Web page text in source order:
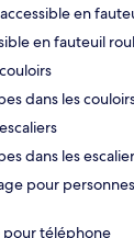
en
en fauteuil
dans les
dans les
pour
pour téléphone